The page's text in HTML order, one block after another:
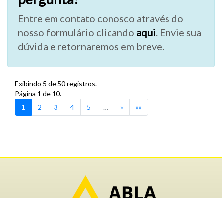
Entre em contato conosco através do
nosso formulário clicando aqui. Envie sua
dúvida e retornaremos em breve.
Exibindo 5 de 50 registros.
Página 1 de 10.
1
2 3 4 5 … » »»